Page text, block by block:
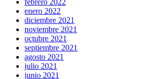
enero 2022
diciembre 2021
noviembre 2021
octubre 2021
septiembre 2021
agosto 2021
julio 2021
junio 2021